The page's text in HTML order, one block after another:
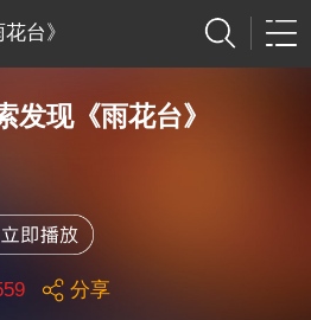
台》
发现《雨花台》
分享